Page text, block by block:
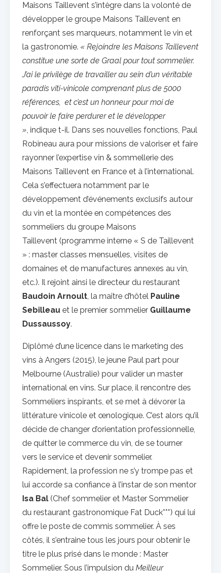
Maisons Taillevent s’intègre dans la volonté de
développer le groupe Maisons Taillevent en
renforçant ses marqueurs, notamment le vin et
la gastronomie. « Rejoindre les Maisons Taillevent
constitue une sorte de Graal pour tout sommelier.
J’ai le privilège de travailler au sein d’un véritable
paradis viti-vinicole comprenant plus de 5000
références, et c’est un honneur pour moi de
pouvoir le faire perdurer et le développer
», indique t-il. Dans ses nouvelles fonctions, Paul
Robineau aura pour missions de valoriser et faire
rayonner l’expertise vin & sommellerie des
Maisons Taillevent en France et à l’international.
Cela s’effectuera notamment par le
développement d’événements exclusifs autour
du vin et la montée en compétences des
sommeliers du groupe Maisons
Taillevent (programme interne « S de Taillevent
» : master classes mensuelles, visites de
domaines et de manufactures annexes au vin,
etc.). Il rejoint ainsi le directeur du restaurant
Baudoin Arnoult, la maître d’hôtel Pauline
Sebilleau et le premier sommelier Guillaume
Dussaussoy.
Diplômé d’une licence dans le marketing des
vins à Angers (2015), le jeune Paul part pour
Melbourne (Australie) pour valider un master
international en vins. Sur place, il rencontre des
Sommeliers inspirants, et se met à dévorer la
littérature vinicole et œnologique. C’est alors qu’il
décide de changer d’orientation professionnelle,
de quitter le commerce du vin, de se tourner
vers le service et devenir sommelier.
Rapidement, la profession ne s’y trompe pas et
lui accorde sa confiance à l’instar de son mentor
Isa Bal (Chef sommelier et Master Sommelier
du restaurant gastronomique Fat Duck***) qui lui
offre le poste de commis sommelier. À ses
côtés, il s’entraine tous les jours pour obtenir le
titre le plus prisé dans le monde : Master
Sommelier. Sous l’impulsion du Meilleur